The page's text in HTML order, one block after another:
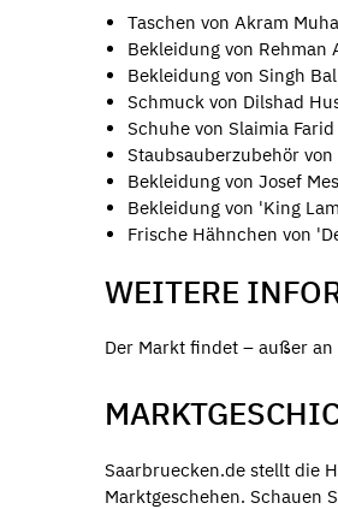
Taschen von Akram
Bekleidung von Rehman
Bekleidung von Singh
Schmuck von Dilshad
Schuhe von Slaimia
Staubsauberzubehör
Bekleidung von Josef
Bekleidung von 'King
Frische Hähnchen von
WEITERE
Der Markt findet – außer
Saarbruecken.de stellt die
Marktgeschehen. Schauen